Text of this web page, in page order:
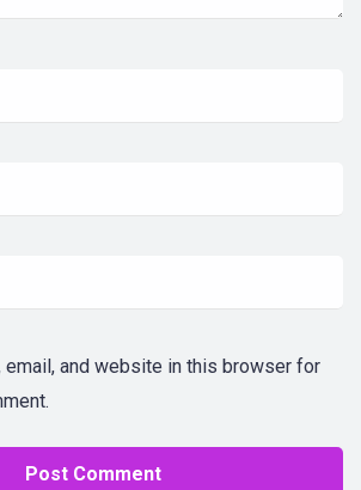
email, and website in this browser for